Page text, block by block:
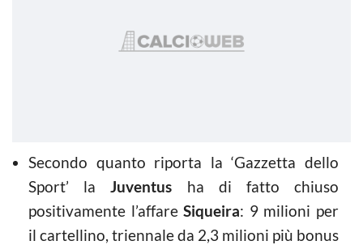
Secondo quanto riporta la ‘Gazzetta dello
Sport’ laJuventus ha di fatto chiuso
positivamente l’affareSiqueira: 9 milioni per
il cartellino, triennale da 2,3 milioni più bonus